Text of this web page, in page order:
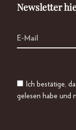
Newsletter
Ich bestätige,
gelesen habe und